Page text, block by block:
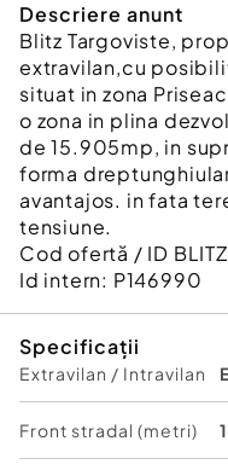
Descriere anunt
Blitz Targoviste,
extravilan,cu
situat in zona
o zona in plina
de 15.905mp, in
forma
avantajos. in fata
tensiune.
Cod ofertă / ID
Id intern: P146990
Specificații
Extravilan / Intravilan
Front stradal (metri)